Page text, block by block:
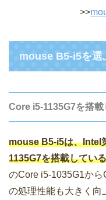
>>
mouse B5-i5を選
Core i5-1135G7を搭載
mouse B5-i5は、Intel
1135G7を搭載してい
のCore i5-1035G1か
の処理性能も大きく向